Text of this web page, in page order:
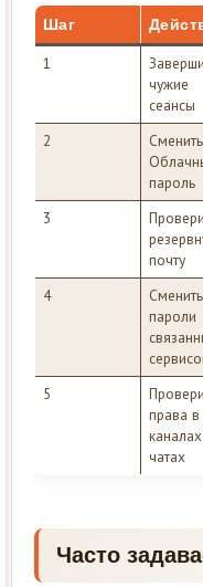
Шаг
1
чужие
сеансы
2
Сменить
пароль
3
почту
4
Сменить
пароли
5
права в
чатах
Часто